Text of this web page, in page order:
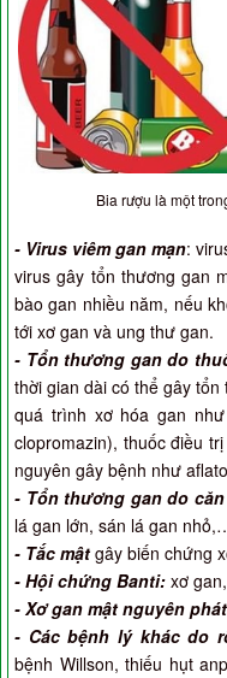
Bia rượu là một
- Virus viêm gan mạn:
virus gây tổn thương gan
bào gan nhiều năm, nếu
tới xơ gan và ung thư gan.
- Tổn thương gan do
thời gian dài có thể gây
quá trình xơ hóa gan
clopromazin), thuốc điều
nguyên gây bệnh như
- Tổn thương gan do
lá gan lớn, sán lá gan
- Tắc mật gây biến chứng
- Hội chứng Banti: xơ
- Xơ gan mật nguyên
- Các bệnh lý khác do
bệnh Willson, thiếu hụt